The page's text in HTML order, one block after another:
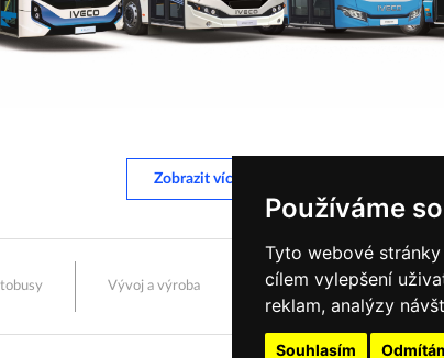
Používáme
Tyto webové
cílem vylepšení
reklam, analýzy
Souhlasím
Zobrazit více informací
Vývoj a výroba Prodej a servis